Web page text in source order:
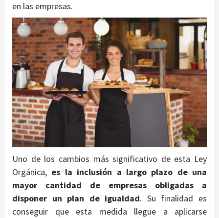
en las empresas.
Uno de los cambios más significativo de esta Ley
Orgánica, es la inclusión a largo plazo de una
mayor cantidad de empresas
obligadas a
disponer un plan de igualdad. Su finalidad es
conseguir que esta medida llegue a aplicarse